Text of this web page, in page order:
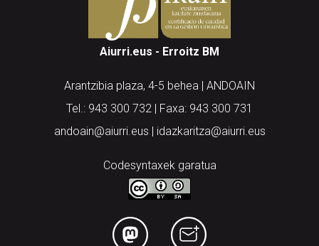
Aiurri.eus - Erroitz BM
Arantzibia plaza, 4-5 behea | ANDOAIN
Tel.: 943 300 732 | Faxa: 943 300 731
andoain@aiurri.eus | idazkaritza@aiurri.eus
Codesyntaxek garatua